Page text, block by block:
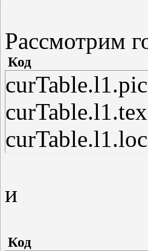
Рассмотрим
Код
и
Код